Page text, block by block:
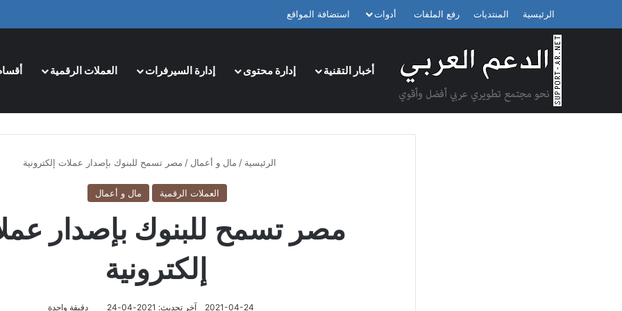
الرئيسية المنتديات رفع الملفات أدوات استضافة المواقع
أخبار التقنية إدارة محتوى إدارة السيرفرات العملات الرقمية
الرئيسية / مال و أعمال / مصر تسمح للبنوك بإصدار عملات إلكترونية
العملات الرقمية مال و أعمال
مصر تسمح للبنوك بإصدار
إلكترونية
2021-04-24 آخر تحديث: 2021-04-24 دقيقة واحدة